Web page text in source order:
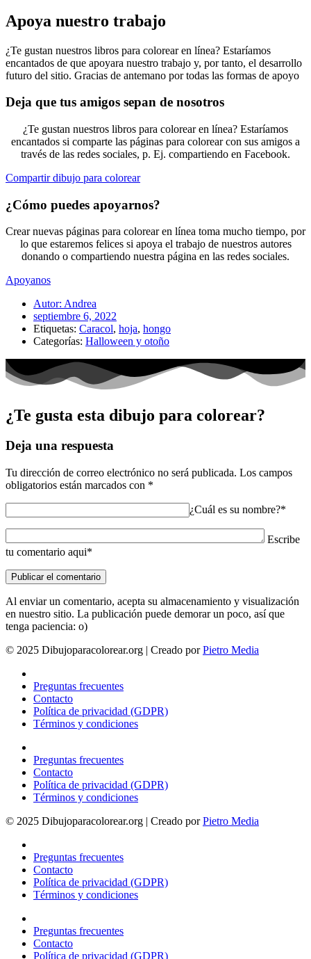
Apoya nuestro trabajo
¿Te gustan nuestros libros para colorear en línea? Estaríamos
encantados de que apoyara nuestro trabajo y, por tanto, el desarrollo
futuro del sitio. Gracias de antemano por todas las formas de apoyo
Deja que tus amigos sepan de nosotros
¿Te gustan nuestros libros para colorear en línea? Estaríamos
encantados si comparte las páginas para colorear con sus amigos a
través de las redes sociales, p. Ej. compartiendo en Facebook.
Compartir dibujo para colorear
¿Cómo puedes apoyarnos?
Crear nuevas páginas para colorear en línea toma mucho tiempo, por
lo que estaremos felices si apoya el trabajo de nuestros autores
donando o compartiendo nuestra página en las redes sociales.
Apoyanos
Autor: Andrea
septiembre 6, 2022
Etiquetas: Caracol, hoja, hongo
Categorías: Halloween y otoño
¿Te gusta esta dibujo para colorear?
Deja una respuesta
Tu dirección de correo electrónico no será publicada. Los campos
obligatorios están marcados con *
¿Cuál es su nombre?*
Escribe
tu comentario aqui*
Al enviar un comentario, acepta su almacenamiento y visualización
en nuestro sitio. La publicación puede demorar un poco, así que
tenga paciencia: o)
© 2025 Dibujoparacolorear.org | Creado porPietro Media
Preguntas frecuentes
Contacto
Política de privacidad (GDPR)
Términos y condiciones
Preguntas frecuentes
Contacto
Política de privacidad (GDPR)
Términos y condiciones
© 2025 Dibujoparacolorear.org | Creado porPietro Media
Preguntas frecuentes
Contacto
Política de privacidad (GDPR)
Términos y condiciones
Preguntas frecuentes
Contacto
Política de privacidad (GDPR)